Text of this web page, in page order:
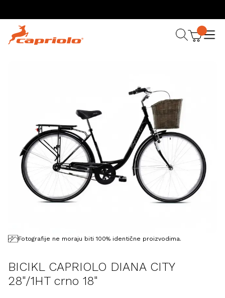
Fotografije ne moraju biti 100% identične proizvodima.
BICIKL CAPRIOLO DIANA CITY
28"/1HT crno 18"